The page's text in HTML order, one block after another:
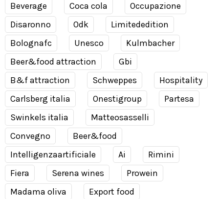
Beverage
Coca cola
Occupazione
Disaronno
Odk
Limitededition
Bolognafc
Unesco
Kulmbacher
Beer&food attraction
Gbi
B&f attraction
Schweppes
Hospitality
Carlsberg italia
Onestigroup
Partesa
Swinkels italia
Matteosasselli
Convegno
Beer&food
Intelligenzaartificiale
Ai
Rimini
Fiera
Serena wines
Prowein
Madama oliva
Export food